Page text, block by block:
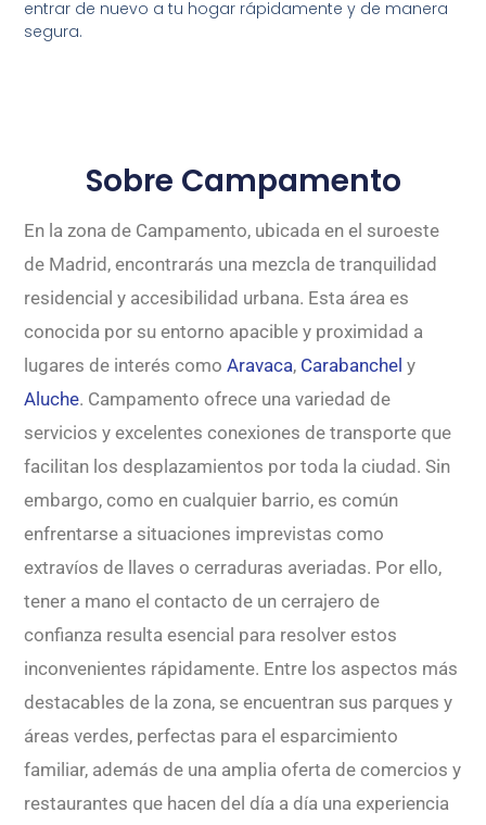
entrar de nuevo a tu hogar rápidamente y de manera
segura.
Sobre Campamento
En la zona de Campamento, ubicada en el suroeste
de Madrid, encontrarás una mezcla de tranquilidad
residencial y accesibilidad urbana. Esta área es
conocida por su entorno apacible y proximidad a
lugares de interés comoAravaca, Carabanchel y
Aluche. Campamento ofrece una variedad de
servicios y excelentes conexiones de transporte que
facilitan los desplazamientos por toda la ciudad. Sin
embargo, como en cualquier barrio, es común
enfrentarse a situaciones imprevistas como
extravíos de llaves o cerraduras averiadas. Por ello,
tener a mano el contacto de un cerrajero de
confianza resulta esencial para resolver estos
inconvenientes rápidamente. Entre los aspectos más
destacables de la zona, se encuentran sus parques y
áreas verdes, perfectas para el esparcimiento
familiar, además de una amplia oferta de comercios y
restaurantes que hacen del día a día una experiencia